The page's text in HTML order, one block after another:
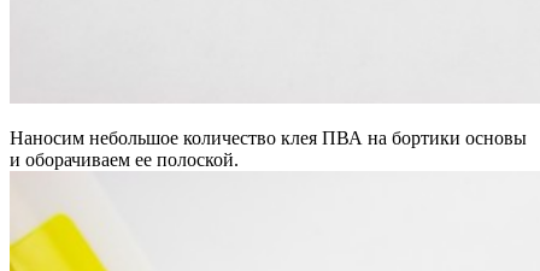
Наносим небольшое количество клея ПВА на бортики основы
и оборачиваем ее полоской.